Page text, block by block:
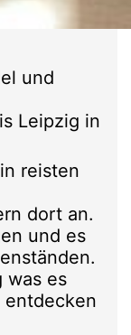
und
Leipzig in
reisten
dort an.
und es
was es
entdecken